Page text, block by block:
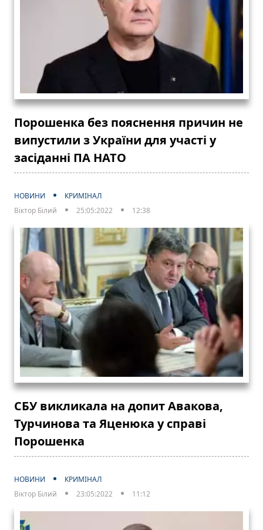
Порошенка без пояснення причин не
випустили з України для участі у
засіданні ПА НАТО
НОВИНИ
КРИМІНАЛ
Віктор Білий
25:05:2022 12:38
СБУ викликала на допит Авакова,
Турчинова та Яценюка у справі
Порошенка
НОВИНИ
КРИМІНАЛ
Віктор Білий
23:05:2022 11:12